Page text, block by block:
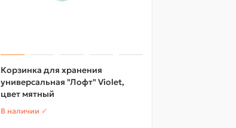
Корзинка для хранения
универсальная "Лофт" Violet,
цвет мятный
В наличии ✓